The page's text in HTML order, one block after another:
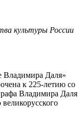
культуры России
Владимира Даля»
к 225-летию со
Владимира Даля